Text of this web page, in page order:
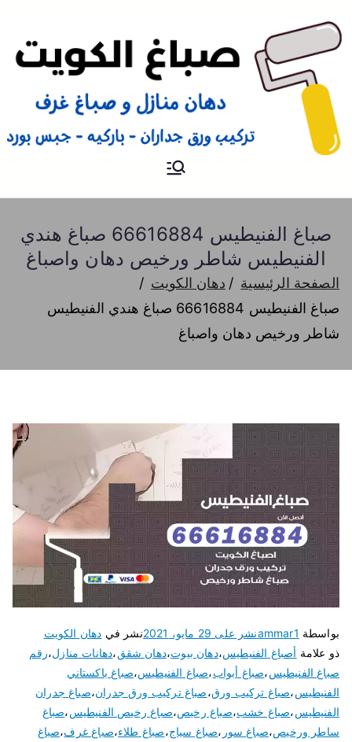
صباغ
صباغ الفنيطيس 66616884 صباغ هندي
الفنيطيس شاطر ورخيص دهان واصباغ
الصفحة الرئيسية
دهان الكويت
صباغ الفنيطيس 66616884 صباغ هندي الفنيطيس
شاطر ورخيص دهان واصباغ
بواسطة ammar1نشر على 29 مايو، 2021 نشر في دهان الكويت
ذو علامة أصباغ الفنيطيس،دهان بيوت،دهان شقق،دهانات منازل،رقم
صباغ الفنيطيس،صباغ أبواب،صباغ الفنيطيس،صباغ باكستاني
الفنيطيس،صباغ تركيب ورق،صباغ تركيب ورق جدران،صباغ جدران
الفنيطيس،صباغ خشب،صباغ رخيص،صباغ رخيص الفنيطيس،صباغ
ساطر ورخيص،صباغ سور ،صباغ سياج،صباغ طلاء،صباغ غرف،صباغ